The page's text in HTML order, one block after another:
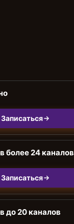
Записаться
более 24 каналов
Записаться
до 20 каналов